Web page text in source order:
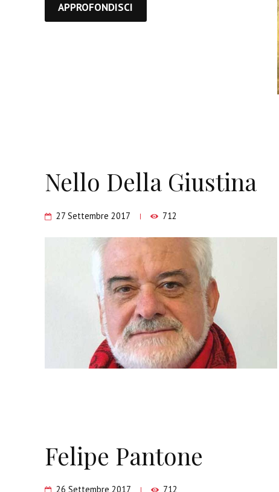
APPROFONDISCI
Nello Della Giustina
27 Settembre 2017 712
Felipe Pantone
26 Settembre 2017 712